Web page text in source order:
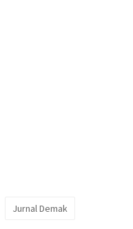
Jurnal Demak